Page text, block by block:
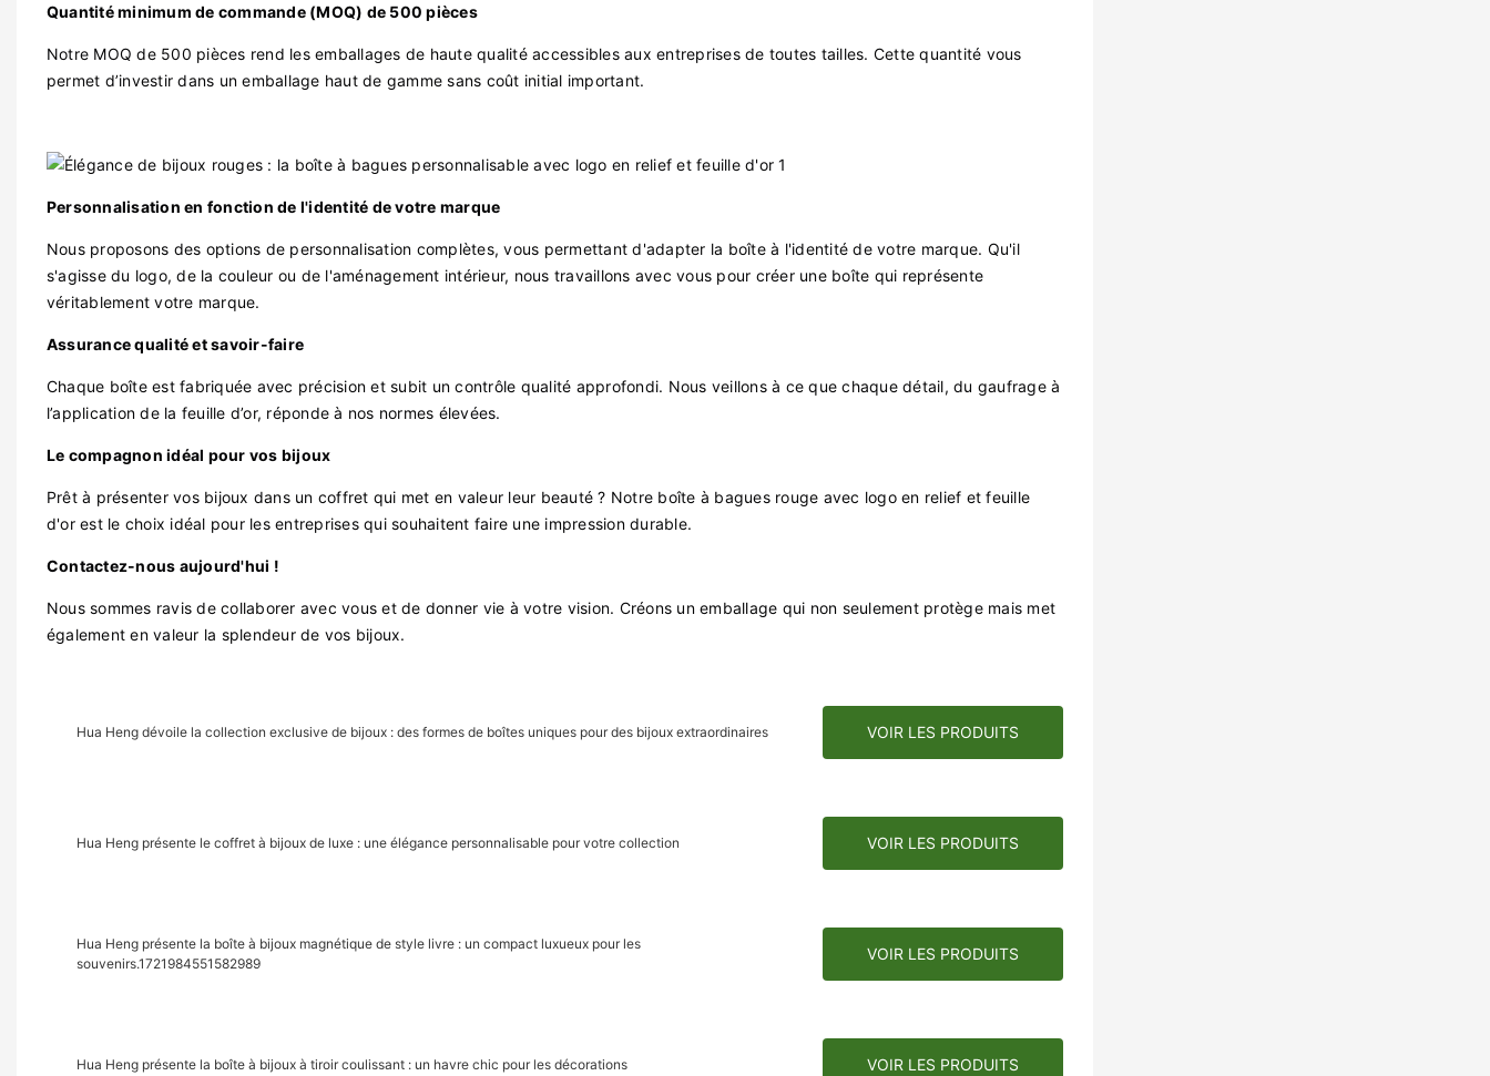
Quantité minimum de commande (MOQ) de 500 pièces
Notre MOQ de 500 pièces rend les emballages de haute qualité accessibles aux entreprises de toutes tailles. Cette quantité vous
permet d’investir dans un emballage haut de gamme sans coût initial important.
Personnalisation en fonction de l'identité de votre marque
Nous proposons des options de personnalisation complètes, vous permettant d'adapter la boîte à l'identité de votre marque. Qu'il
s'agisse du logo, de la couleur ou de l'aménagement intérieur, nous travaillons avec vous pour créer une boîte qui représente
véritablement votre marque.
Assurance qualité et savoir-faire
Chaque boîte est fabriquée avec précision et subit un contrôle qualité approfondi. Nous veillons à ce que chaque détail, du gaufrage à
l’application de la feuille d’or, réponde à nos normes élevées.
Le compagnon idéal pour vos bijoux
Prêt à présenter vos bijoux dans un coffret qui met en valeur leur beauté ? Notre boîte à bagues rouge avec logo en relief et feuille
d'or est le choix idéal pour les entreprises qui souhaitent faire une impression durable.
Contactez-nous aujourd'hui !
Nous sommes ravis de collaborer avec vous et de donner vie à votre vision. Créons un emballage qui non seulement protège mais met
également en valeur la splendeur de vos bijoux.
Hua Heng dévoile la collection exclusive de bijoux : des formes de boîtes uniques pour des bijoux extraordinaires VOIR LES PRODUITS
Hua Heng présente le coffret à bijoux de luxe : une élégance personnalisable pour votre collection VOIR LES PRODUITS
Hua Heng présente la boîte à bijoux magnétique de style livre : un compact luxueux pour les
souvenirs.1721984551582989
VOIR LES PRODUITS
Hua Heng présente la boîte à bijoux à tiroir coulissant : un havre chic pour les décorations VOIR LES PRODUITS